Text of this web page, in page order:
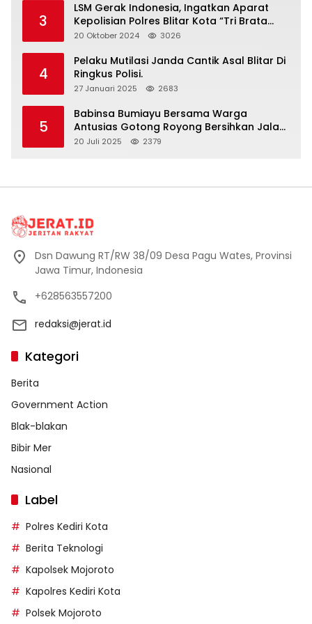
3
LSM Gerak Indonesia, Ingatkan Aparat
Kepolisian Polres Blitar Kota “Tri Brata
Polri” Harus Diamalkan
20 Oktober 2024 3026
4
Pelaku Mutilasi Janda Cantik Asal Blitar Di
Ringkus Polisi.
27 Januari 2025 2683
5
Babinsa Bumiayu Bersama Warga
Antusias Gotong Royong Bersihkan Jalan
Dusun Banaran
20 Juli 2025 2379
Dsn Dawung RT/RW 38/09 Desa Pagu Wates, Provinsi
Jawa Timur, Indonesia
+628563557200
redaksi@jerat.id
Kategori
Berita
Government Action
Blak-blakan
Bibir Mer
Nasional
Label
Polres Kediri Kota
Berita Teknologi
Kapolsek Mojoroto
Kapolres Kediri Kota
Polsek Mojoroto